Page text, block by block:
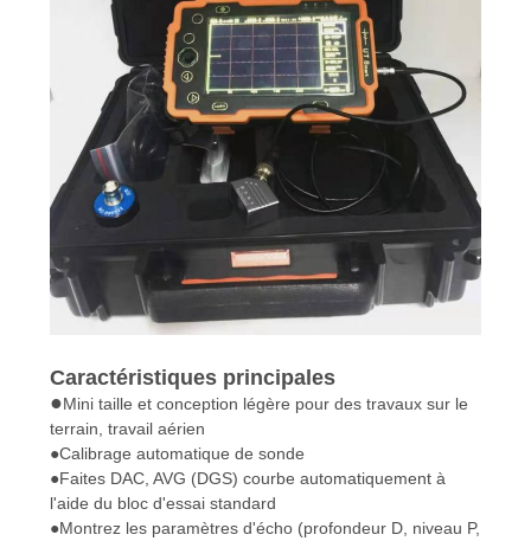
Caractéristiques principales
●Mini taille et conception légère pour des travaux sur le
terrain, travail aérien
●Calibrage automatique de sonde
●Faites DAC, AVG (DGS) courbe automatiquement à
l'aide du bloc d'essai standard
●Montrez les paramètres d'écho (profondeur D, niveau P,